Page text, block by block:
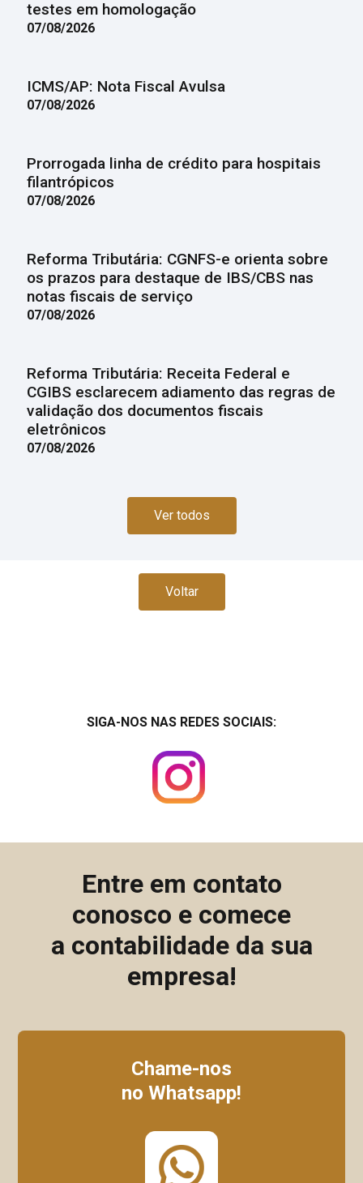
testes em homologação
07/08/2026
ICMS/AP: Nota Fiscal Avulsa
07/08/2026
Prorrogada linha de crédito para hospitais
filantrópicos
07/08/2026
Reforma Tributária: CGNFS-e orienta sobre
os prazos para destaque de IBS/CBS nas
notas fiscais de serviço
07/08/2026
Reforma Tributária: Receita Federal e
CGIBS esclarecem adiamento das regras de
validação dos documentos fiscais
eletrônicos
07/08/2026
Ver todos
Voltar
SIGA-NOS NAS REDES SOCIAIS:
Entre em contato
conosco e comece
a contabilidade da sua
empresa!
Chame-nos
no Whatsapp!